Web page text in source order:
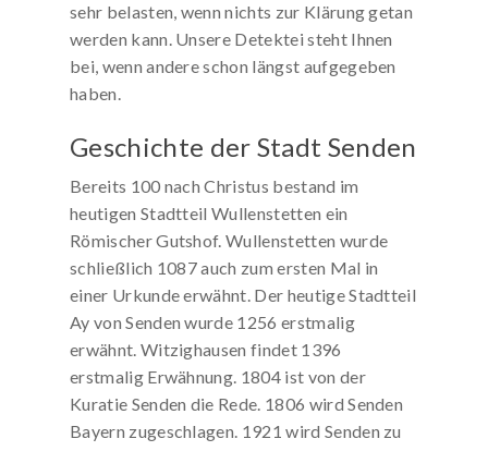
sehr belasten, wenn nichts zur Klärung getan
werden kann. Unsere Detektei steht Ihnen
bei, wenn andere schon längst aufgegeben
haben.
Geschichte der Stadt Senden
Bereits 100 nach Christus bestand im
heutigen Stadtteil Wullenstetten ein
Römischer Gutshof. Wullenstetten wurde
schließlich 1087 auch zum ersten Mal in
einer Urkunde erwähnt. Der heutige Stadtteil
Ay von Senden wurde 1256 erstmalig
erwähnt. Witzighausen findet 1396
erstmalig Erwähnung. 1804 ist von der
Kuratie Senden die Rede. 1806 wird Senden
Bayern zugeschlagen. 1921 wird Senden zu